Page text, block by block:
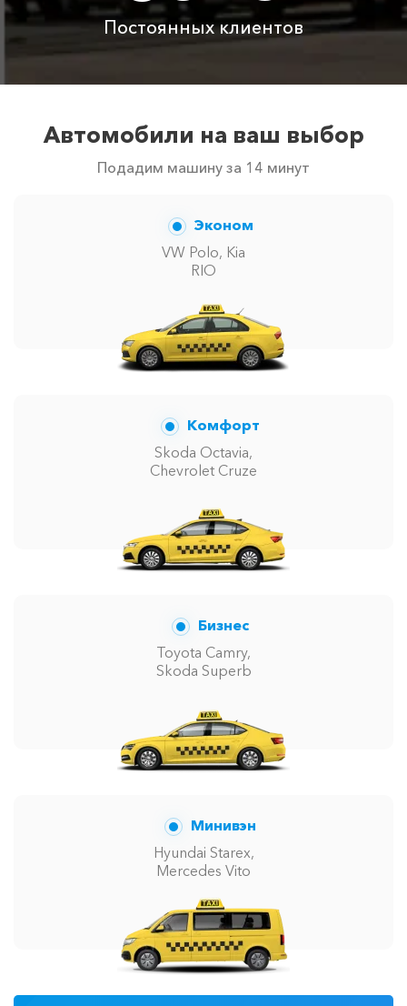
Постоянных клиентов
Автомобили на ваш выбор
Подадим машину за 14 минут
Эконом
VW Polo, Kia
RIO
Комфорт
Skoda Octavia,
Chevrolet Cruze
Бизнес
Toyota Camry,
Skoda Superb
Минивэн
Hyundai Starex,
Mercedes Vito